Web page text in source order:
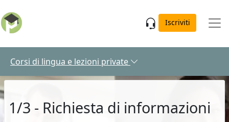
Iscriviti
Corsi di lingua e lezioni private
1/3 - Richiesta di informazioni